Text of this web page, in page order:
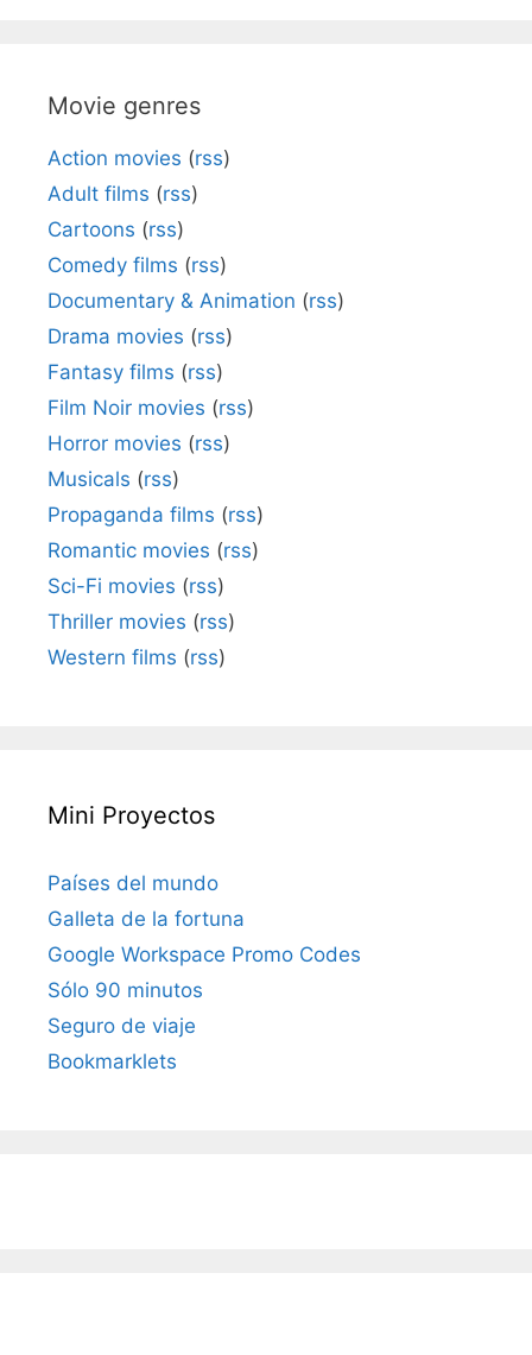
Movie genres
Action movies (rss)
Adult films (rss)
Cartoons (rss)
Comedy films (rss)
Documentary & Animation (rss)
Drama movies (rss)
Fantasy films (rss)
Film Noir movies (rss)
Horror movies (rss)
Musicals (rss)
Propaganda films (rss)
Romantic movies (rss)
Sci-Fi movies (rss)
Thriller movies (rss)
Western films (rss)
Mini Proyectos
Países del mundo
Galleta de la fortuna
Google Workspace Promo Codes
Sólo 90 minutos
Seguro de viaje
Bookmarklets